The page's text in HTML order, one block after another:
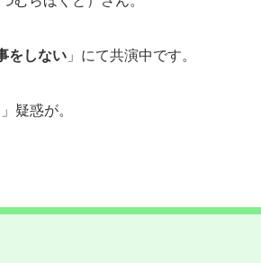
をしない 」にて共演中です。
」疑惑が。